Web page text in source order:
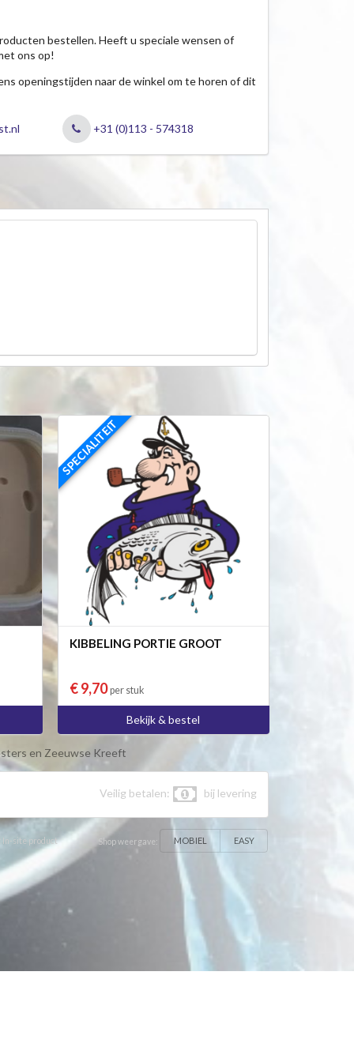
bestellen. Heeft u speciale wensen of
ons op!
openingstijden naar de winkel om te horen of dit
+31 (0)113 - 574318
SPECIALITEIT
KIBBELING PORTIE GROOT
€ 9,70per stuk
Bekijk & bestel
en Zeeuwse Kreeft
Veilig betalen: bij levering
In-site product Shop weergave: MOBIEL EASY